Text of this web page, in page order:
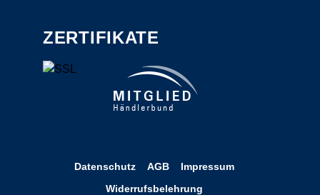
ZERTIFIKATE
Datenschutz AGB
Impressum
Widerrufsbelehrung